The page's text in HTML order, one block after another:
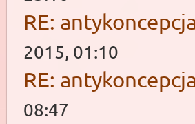
RE:
2015, 01:10
RE:
08:47